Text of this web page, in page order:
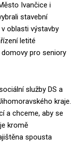
Ivančice i
stavební
oblasti výstavby
letité
pro seniory
služby DS a
kraje.
a chceme, aby se
kromě
spousta